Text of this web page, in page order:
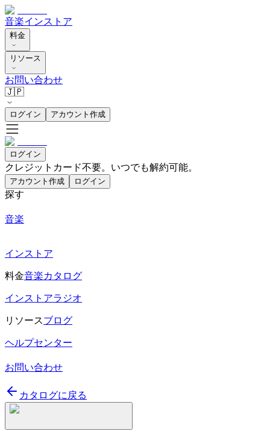
音楽インストア
料金
リソース
お問い合わせ
🇯🇵
ログイン アカウント作成
ログイン
クレジットカード不要。いつでも解約可能。
アカウント作成 ログイン
探す
音楽
インストア
料金音楽カタログ
インストアラジオ
リソースブログ
ヘルプセンター
お問い合わせ
カタログに戻る